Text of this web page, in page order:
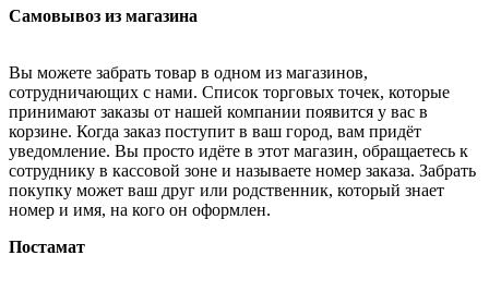
Самовывоз из магазина
Вы можете забрать товар в одном из магазинов,
сотрудничающих с нами. Список торговых точек, которые
принимают заказы от нашей компании появится у вас в
корзине. Когда заказ поступит в ваш город, вам придёт
уведомление. Вы просто идёте в этот магазин, обращаетесь к
сотруднику в кассовой зоне и называете номер заказа. Забрать
покупку может ваш друг или родственник, который знает
номер и имя, на кого он оформлен.
Постамат